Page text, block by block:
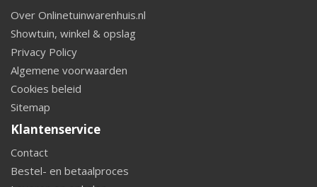
Over Onlinetuinwarenhuis.nl
Showtuin, winkel & opslag
Privacy Policy
Algemene voorwaarden
Cookies beleid
Sitemap
Klantenservice
Contact
Bestel- en betaalproces